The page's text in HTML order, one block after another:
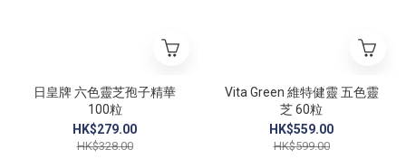
日皇牌 六色靈芝孢子精華
100粒
HK$279.00
HK$328.00
Vita Green 維特健靈 五色靈
芝 60粒
HK$559.00
HK$599.00